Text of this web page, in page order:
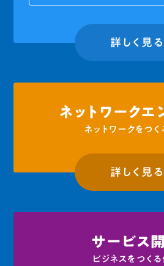
詳しく見る
ネットワークエ
ネットワークをつ
詳しく見る
サービス
ビジネスをつく